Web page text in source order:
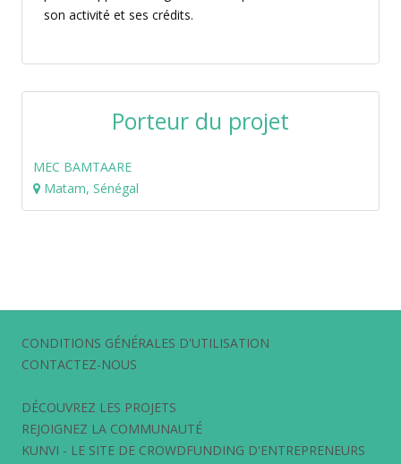
son activité et ses crédits.
Porteur du projet
MEC BAMTAARE
Matam, Sénégal
CONDITIONS GÉNÉRALES D'UTILISATION
CONTACTEZ-NOUS
DÉCOUVREZ LES PROJETS
REJOIGNEZ LA COMMUNAUTÉ
KUNVI - LE SITE DE CROWDFUNDING D'ENTREPRENEURS